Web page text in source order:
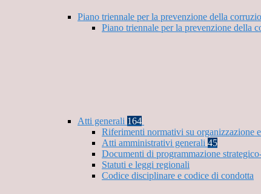
Piano triennale per la prevenzione della
Piano triennale per la prevenzione della
Atti generali 164
Riferimenti normativi su organizzazione
Atti amministrativi generali 45
Documenti di programmazione
Statuti e leggi regionali
Codice disciplinare e codice di condotta